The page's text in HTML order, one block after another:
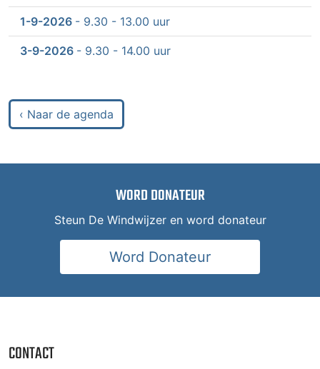
1-9-2026 - 9.30 - 13.00 uur
3-9-2026 - 9.30 - 14.00 uur
‹ Naar de agenda
WORD DONATEUR
Steun De Windwijzer en word donateur
Word Donateur
CONTACT